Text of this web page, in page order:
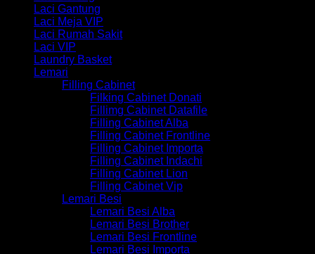
Laci Gantung
Laci Meja VIP
Laci Rumah Sakit
Laci VIP
Laundry Basket
Lemari
Filling Cabinet
Filking Cabinet Donati
Fillimg Cabinet Datafile
Filling Cabinet Alba
Filling Cabinet Frontline
Filling Cabinet Importa
Filling Cabinet Indachi
Filling Cabinet Lion
Filling Cabinet Vip
Lemari Besi
Lemari Besi Alba
Lemari Besi Brother
Lemari Besi Frontline
Lemari Besi Importa